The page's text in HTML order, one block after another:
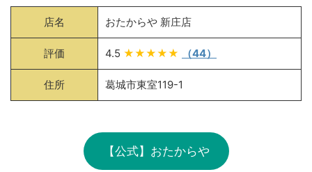
店名 おたからや 新庄店
評価 4.5 ★★★★★ （44）
住所 葛城市東室119-1
【公式】おたからや